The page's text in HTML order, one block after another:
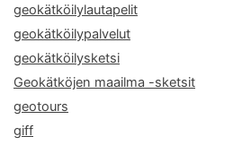
geokätköilylautapelit
geokätköilypalvelut
geokätköilysketsi
Geokätköjen maailma -sketsit
geotours
giff